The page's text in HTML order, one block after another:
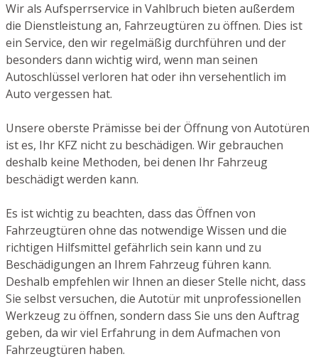
Wir als Aufsperrservice in Vahlbruch bieten außerdem
die Dienstleistung an, Fahrzeugtüren zu öffnen. Dies ist
ein Service, den wir regelmäßig durchführen und der
besonders dann wichtig wird, wenn man seinen
Autoschlüssel verloren hat oder ihn versehentlich im
Auto vergessen hat.
Unsere oberste Prämisse bei der Öffnung von Autotüren
ist es, Ihr KFZ nicht zu beschädigen. Wir gebrauchen
deshalb keine Methoden, bei denen Ihr Fahrzeug
beschädigt werden kann.
Es ist wichtig zu beachten, dass das Öffnen von
Fahrzeugtüren ohne das notwendige Wissen und die
richtigen Hilfsmittel gefährlich sein kann und zu
Beschädigungen an Ihrem Fahrzeug führen kann.
Deshalb empfehlen wir Ihnen an dieser Stelle nicht, dass
Sie selbst versuchen, die Autotür mit unprofessionellen
Werkzeug zu öffnen, sondern dass Sie uns den Auftrag
geben, da wir viel Erfahrung in dem Aufmachen von
Fahrzeugtüren haben.